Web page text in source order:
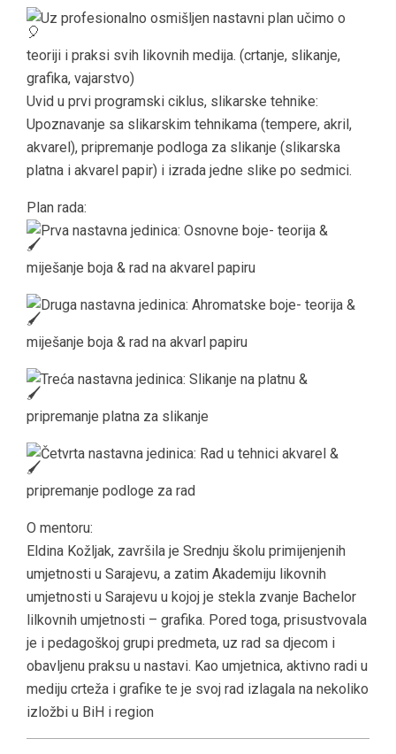
Uz profesionalno osmišljen nastavni plan učimo o
teoriji i praksi svih likovnih medija. (crtanje, slikanje,
grafika, vajarstvo)
Uvid u prvi programski ciklus, slikarske tehnike:
Upoznavanje sa slikarskim tehnikama (tempere, akril,
akvarel), pripremanje podloga za slikanje (slikarska
platna i akvarel papir) i izrada jedne slike po sedmici.
Plan rada:
Prva nastavna jedinica: Osnovne boje- teorija &
miješanje boja & rad na akvarel papiru
Druga nastavna jedinica: Ahromatske boje- teorija &
miješanje boja & rad na akvarl papiru
Treća nastavna jedinica: Slikanje na platnu &
pripremanje platna za slikanje
Četvrta nastavna jedinica: Rad u tehnici akvarel &
pripremanje podloge za rad
O mentoru:
Eldina Kožljak, završila je Srednju školu primijenjenih
umjetnosti u Sarajevu, a zatim Akademiju likovnih
umjetnosti u Sarajevu u kojoj je stekla zvanje Bachelor
lilkovnih umjetnosti – grafika. Pored toga, prisustvovala
je i pedagoškoj grupi predmeta, uz rad sa djecom i
obavljenu praksu u nastavi. Kao umjetnica, aktivno radi u
mediju crteža i grafike te je svoj rad izlagala na nekoliko
izložbi u BiH i region